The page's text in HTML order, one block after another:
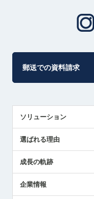
郵送での資料請求
ソリューション
解決策提案
選ばれる理由
成長の軌跡
企業情報